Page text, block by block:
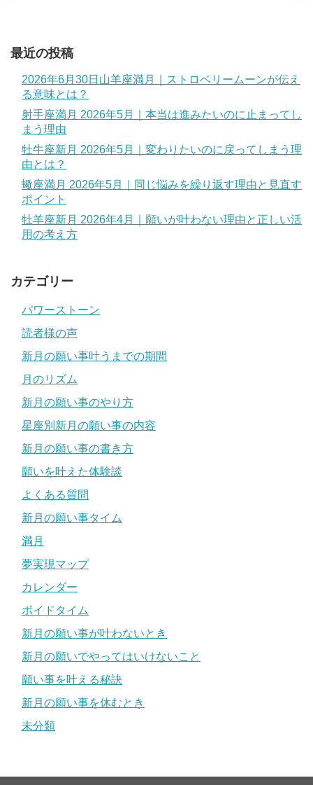
最近の投稿
2026年6月30日山羊座満月｜ストロベリームーンが伝え
る意味とは？
射手座満月 2026年5月｜本当は進みたいのに止まってし
まう理由
牡牛座新月 2026年5月｜変わりたいのに戻ってしまう理
由とは？
蠍座満月 2026年5月｜同じ悩みを繰り返す理由と見直す
ポイント
牡羊座新月 2026年4月｜願いが叶わない理由と正しい活
用の考え方
カテゴリー
パワーストーン
読者様の声
新月の願い事叶うまでの期間
月のリズム
新月の願い事のやり方
星座別新月の願い事の内容
新月の願い事の書き方
願いを叶えた体験談
よくある質問
新月の願い事タイム
満月
夢実現マップ
カレンダー
ボイドタイム
新月の願い事が叶わないとき
新月の願いでやってはいけないこと
願い事を叶える秘訣
新月の願い事を休むとき
未分類